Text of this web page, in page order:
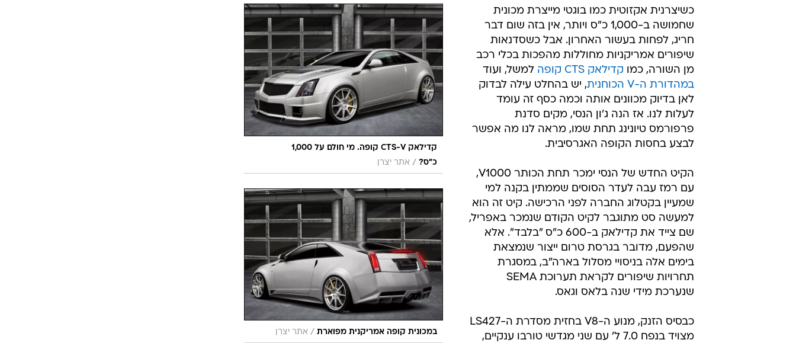
פוטו רצח
העברת בעלות
טוטאלוס
כתבו לנו
אביזרים לרכב
קדילאק CTS-V קופה. מי חולם על 1,000
כ"ס? / אתר יצרן
במכונית קופה אמריקנית מפוארת / אתר יצרן
כשיצרנית אקזוטית כמו בוגטי מייצרת מכונית
שחמושה ב-1,000 כ"ס ויותר, אין בזה שום דבר
חריג, לפחות בעשור האחרון. אבל כשסדנאות
שיפורים אמריקניות מחוללות מהפכות בכלי רכב
מן השורה, כמו קדילאק CTS קופה
למשל, ועוד
במהדורת ה-V הכוחנית
, יש בהחלט עילה לבדוק
לאן בדיוק מכוונים אותה וכמה כסף זה עומד
לעלות לנו. אז הנה ג'ון הנסי, מקים סדנת
פרפורמס טיונינג תחת שמו, מראה לנו מה אפשר
לבצע בחסות הקופה האגרסיבית.
הקיט החדש של הנסי ימכר תחת הכותר V1000,
עם רמז עבה לעדר הסוסים שממתין בקנה למי
שמעיין בקטלוג החברה לפני הרכישה. קיט זה הוא
למעשה סט מתוגבר לקיט הקודם שנמכר באפריל,
שם צייד את קדילאק ב-600 כ"ס "בלבד". אלא
שהפעם, מדובר בגרסת טרום ייצור שנמצאת
בימים אלה בניסויי מסלול בארה"ב, במסגרת
תחרויות שיפורים לקראת תערוכת SEMA
שנערכת מידי שנה בלאס וגאס.
כבסיס הזנק, מנוע ה-V8 בחזית מסדרת ה-LS427
מצויד בנפח 7.0 ל' עם שני מגדשי טורבו ענקיים,